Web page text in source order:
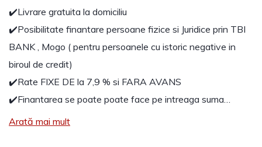
✔️Livrare gratuita la domiciliu
✔️Posibilitate finantare persoane fizice si Juridice prin TBI
BANK , Mogo ( pentru persoanele cu istoric negative in
biroul de credit)
✔️Rate FIXE DE la 7,9 % si FARA AVANS
✔️Finantarea se poate poate face pe intreaga suma…
Arată mai mult